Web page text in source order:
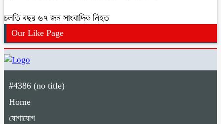
চলতি বছর ৬৭ জন সাংবাদিক নিহত
Our Like Page
#4386 (no title)
Home
যোগাযোগ